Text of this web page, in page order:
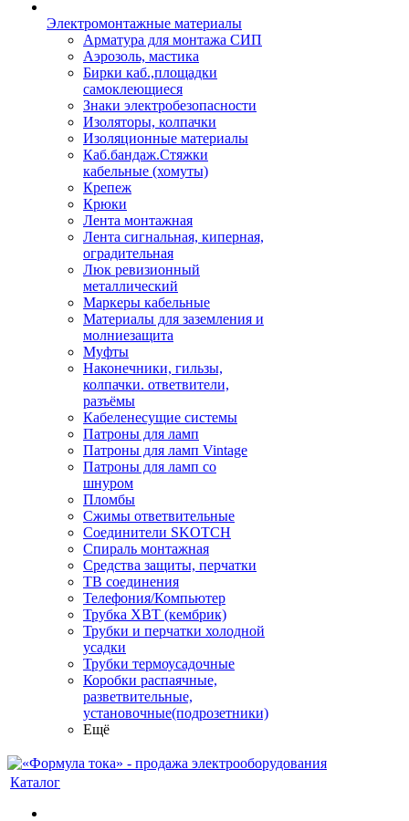
Электромонтажные материалы
Арматура для монтажа СИП
Аэрозоль, мастика
Бирки каб.,площадки
самоклеющиеся
Знаки электробезопасности
Изоляторы, колпачки
Изоляционные материалы
Каб.бандаж.Стяжки
кабельные (хомуты)
Крепеж
Крюки
Лента монтажная
Лента сигнальная, киперная,
оградительная
Люк ревизионный
металлический
Маркеры кабельные
Материалы для заземления и
молниезащита
Муфты
Наконечники, гильзы,
колпачки. ответвители,
разъёмы
Кабеленесущие системы
Патроны для ламп
Патроны для ламп Vintage
Патроны для ламп со
шнуром
Пломбы
Сжимы ответвительные
Соединители SKOTCH
Спираль монтажная
Средства защиты, перчатки
ТВ соединения
Телефония/Компьютер
Трубка ХВТ (кембрик)
Трубки и перчатки холодной
усадки
Трубки термоусадочные
Коробки распаячные,
разветвительные,
установочные(подрозетники)
Ещё
Каталог